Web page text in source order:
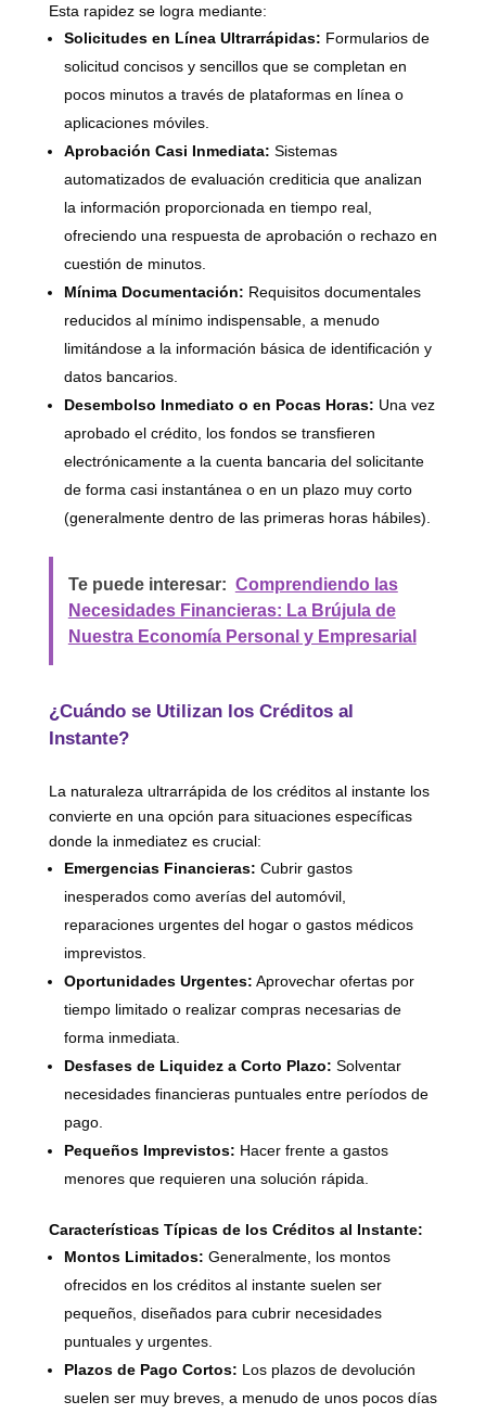
Esta rapidez se logra mediante:
Solicitudes en Línea Ultrarrápidas: Formularios de
solicitud concisos y sencillos que se completan en
pocos minutos a través de plataformas en línea o
aplicaciones móviles.
Aprobación Casi Inmediata: Sistemas
automatizados de evaluación crediticia que analizan
la información proporcionada en tiempo real,
ofreciendo una respuesta de aprobación o rechazo en
cuestión de minutos.
Mínima Documentación: Requisitos documentales
reducidos al mínimo indispensable, a menudo
limitándose a la información básica de identificación y
datos bancarios.
Desembolso Inmediato o en Pocas Horas: Una vez
aprobado el crédito, los fondos se transfieren
electrónicamente a la cuenta bancaria del solicitante
de forma casi instantánea o en un plazo muy corto
(generalmente dentro de las primeras horas hábiles).
Te puede interesar: Comprendiendo las
Necesidades Financieras: La Brújula de
Nuestra Economía Personal y Empresarial
¿Cuándo se Utilizan los Créditos al
Instante?
La naturaleza ultrarrápida de los créditos al instante los
convierte en una opción para situaciones específicas
donde la inmediatez es crucial:
Emergencias Financieras: Cubrir gastos
inesperados como averías del automóvil,
reparaciones urgentes del hogar o gastos médicos
imprevistos.
Oportunidades Urgentes: Aprovechar ofertas por
tiempo limitado o realizar compras necesarias de
forma inmediata.
Desfases de Liquidez a Corto Plazo: Solventar
necesidades financieras puntuales entre períodos de
pago.
Pequeños Imprevistos: Hacer frente a gastos
menores que requieren una solución rápida.
Características Típicas de los Créditos al Instante:
Montos Limitados: Generalmente, los montos
ofrecidos en los créditos al instante suelen ser
pequeños, diseñados para cubrir necesidades
puntuales y urgentes.
Plazos de Pago Cortos: Los plazos de devolución
suelen ser muy breves, a menudo de unos pocos días